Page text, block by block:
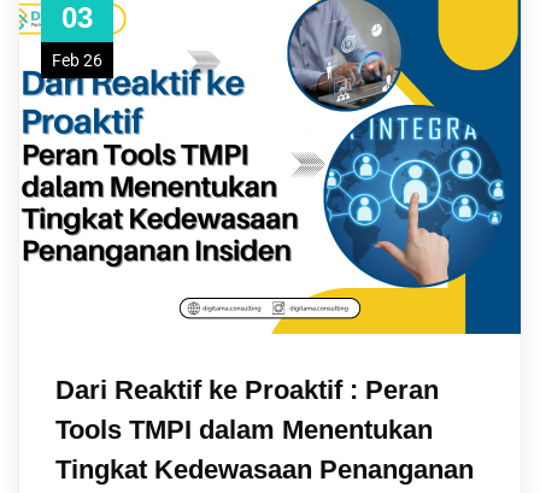
03
Feb 26
Dari Reaktif ke Proaktif : Peran
Tools TMPI dalam Menentukan
Tingkat Kedewasaan Penanganan